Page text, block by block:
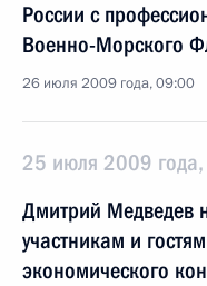
России с
Военно-Морского
26 июля 2009 года, 09:00
25 июля 2009 года,
Дмитрий Медведев
участникам и
экономического